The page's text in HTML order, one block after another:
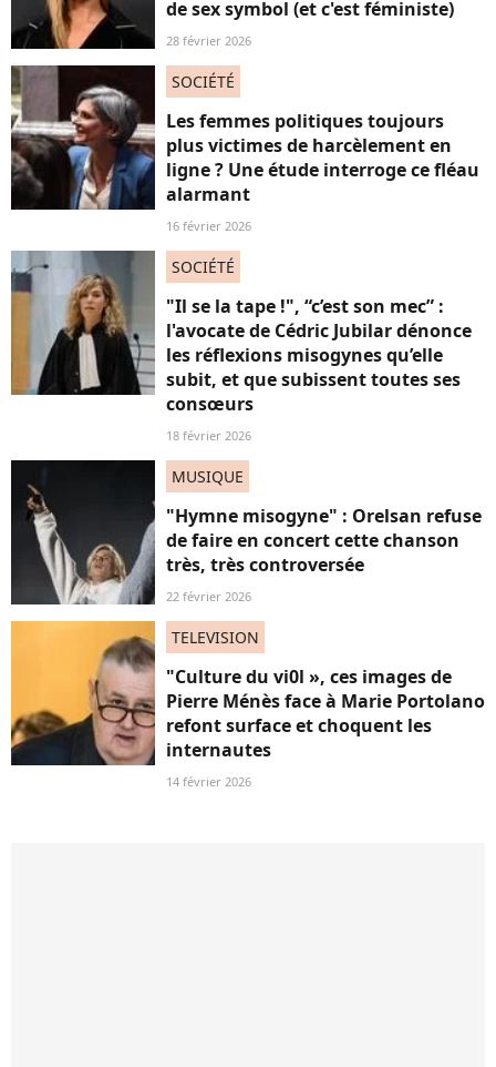
de sex symbol (et c'est féministe)
28 février 2026
SOCIÉTÉ
Les femmes politiques toujours
plus victimes de harcèlement en
ligne ? Une étude interroge ce fléau
alarmant
16 février 2026
SOCIÉTÉ
"Il se la tape !", “c’est son mec” :
l'avocate de Cédric Jubilar dénonce
les réflexions misogynes qu’elle
subit, et que subissent toutes ses
consœurs
18 février 2026
MUSIQUE
"Hymne misogyne" : Orelsan refuse
de faire en concert cette chanson
très, très controversée
22 février 2026
TELEVISION
"Culture du vi0l », ces images de
Pierre Ménès face à Marie Portolano
refont surface et choquent les
internautes
14 février 2026